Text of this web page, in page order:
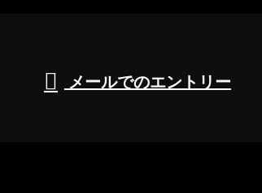
メールでのエントリー